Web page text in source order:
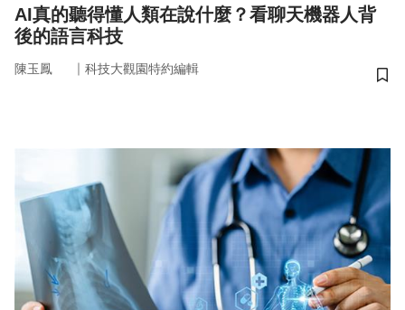
AI真的聽得懂人類在說什麼？看聊天機器人背
後的語言科技
陳玉鳳 ｜ 科技大觀園特約編輯
儲